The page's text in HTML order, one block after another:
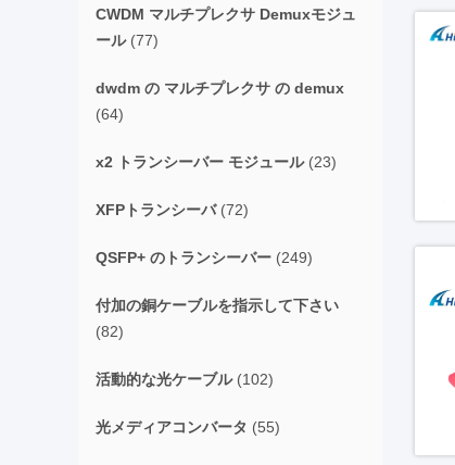
CWDM マルチプレクサ Demuxモジュ
ール(77)
dwdm の マルチプレクサ の demux
(64)
x2 トランシーバー モジュール(23)
XFPトランシーバ(72)
QSFP+ のトランシーバー (249)
付加の銅ケーブルを指示して下さい
(82)
活動的な光ケーブル(102)
光メディアコンバータ (55)